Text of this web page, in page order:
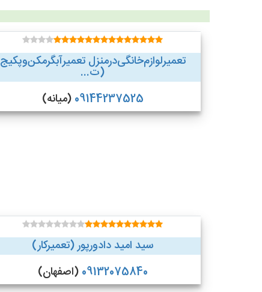
تعمیر‌لوازم‌‌خانگی‌در‌منزل‌ تعمیر‌آبگرمکن‌وپکیج
(ت...
09144237525 (میانه)
سید امید دادورپور (تعمیرکار)
09132075840 (اصفهان)